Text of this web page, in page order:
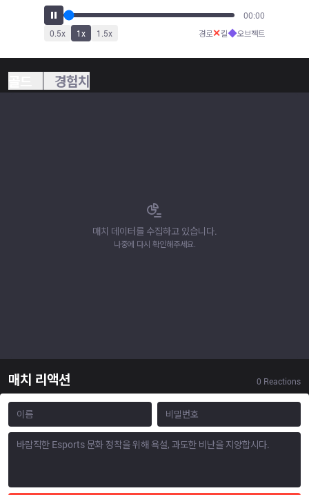
00:00
0.5x 1x 1.5x 경로✕킬◆오브젝트
경험치
매치 데이터를 수집하고 있습니다.
나중에 다시 확인해주세요.
매치 리액션 0 Reactions